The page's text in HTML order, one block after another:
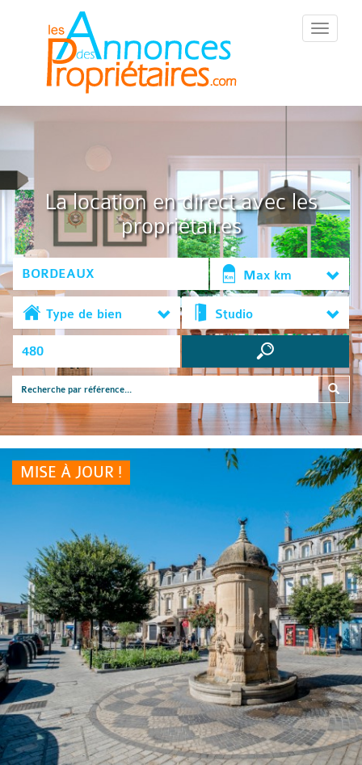
::Menu::
La location en direct avec les
propriétaires
Max km
Type de bien Studio
MISE À JOUR !